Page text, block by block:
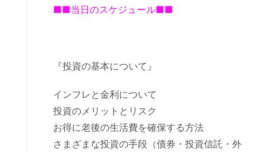
■■当日のスケジュール■■
『投資の基本について』
インフレと金利について
投資のメリットとリスク
お得に老後の生活費を確保する方法
さまざまな投資の手段（債券・投資信託・外